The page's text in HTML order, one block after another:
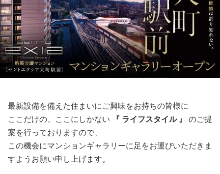
最新設備を備えた住まいにご興味をお持ちの皆様に
ここだけの、ここにしかない 『 ライフスタイル 』 のご提
案を行っておりますので、
この機会にマンションギャラリーに足をお運びいただきま
すようお願い申し上げます。